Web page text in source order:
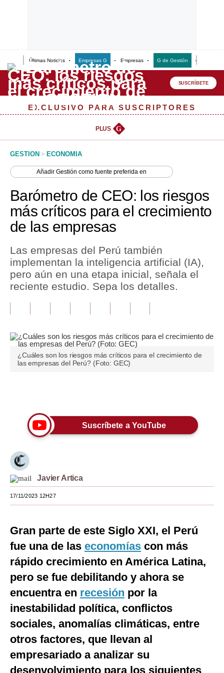
Últimas Noticias Empresas G Empresas G de Gestión
Lo último
Peru Quiosco
Management & Empleo
Perú
Política
Finanzas Personales
Inmobiliarias
Plus G
Editorial
Pregunta de hoy
Lujo
Moda
Estilos
Mundo
México
España
Internacional
Tecnología
Club del Suscriptor
Mix
G de Gestión
SUSCRÍBETE
EXCLUSIVO PARA SUSCRIPTORES
PLUS G
GESTION > ECONOMIA
AñadirGestión como fuente preferida en
Barómetro de CEO: los riesgos
más críticos para el crecimiento
de las empresas
Las empresas del Perú también
implementan la inteligencia artificial (IA),
pero aún en una etapa inicial, señala el
reciente estudio. Sepa los detalles.
¿Cuáles son los riesgos más críticos para el crecimiento de
las empresas del Perú? (Foto: GEC)
Suscríbete a YouTube
Javier Artica
17/11/2023 12H27
Gran parte de este Siglo XXI, el Perú
fue una de las economías con más
rápido crecimiento en América Latina,
pero se fue debilitando y ahora se
encuentra en recesión por la
inestabilidad política, conflictos
sociales, anomalías climáticas, entre
otros factores, que llevan al
empresariado a analizar su
desenvolvimiento para los siguientes